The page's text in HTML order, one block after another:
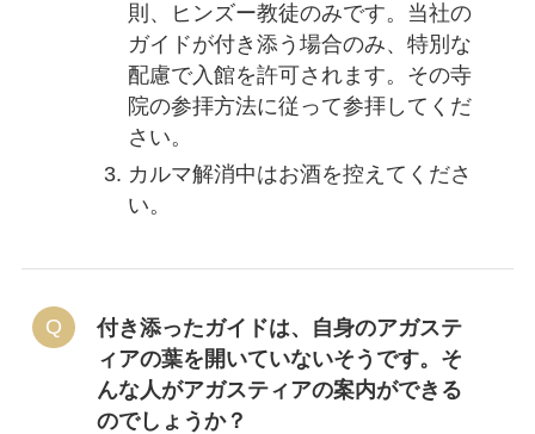
則、ヒンズー教徒のみです。当社の
ガイドが付き添う場合のみ、特別な
配慮で入館を許可されます。その寺
院の参拝方法に従って参拝してくだ
さい。
カルマ解消中はお酒を控えてくださ
い。
付き添ったガイドは、自身のアガステ
ィアの葉を開いていないそうです。そ
んな人がアガスティアの案内ができる
のでしょうか？